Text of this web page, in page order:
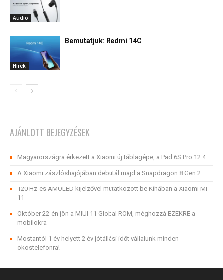
Audio
Hírek
Bemutatjuk: Redmi 14C
AJÁNLOTT BEJEGYZÉSEK
Magyarországra érkezett a Xiaomi új táblagépe, a Pad 6S Pro 12.4
A Xiaomi zászlóshajójában debütál majd a Snapdragon 8 Gen 2
120 Hz-es AMOLED kijelzővel mutatkozott be Kínában a Xiaomi Mi
11
Október 22-én jön a MIUI 11 Global ROM, méghozzá EZEKRE a
mobilokra
Mostantól 1 év helyett 2 év jótállási időt vállalunk minden
okostelefonra!